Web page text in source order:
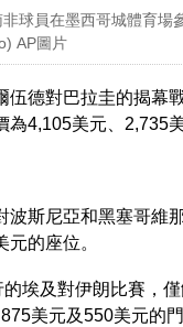
球員在墨西哥城體育
AP圖片
伍德對巴拉圭的揭幕
為4,105美元、2,735
波斯尼亞和黑塞哥維
的座位。
埃及對伊朗比賽，
美元及550美元的門